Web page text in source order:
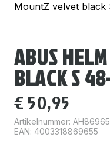
MountZ velvet
ABUS
BLACK S
€ 50,95
Artikelnummer: AH86965
EAN: 4003318869655